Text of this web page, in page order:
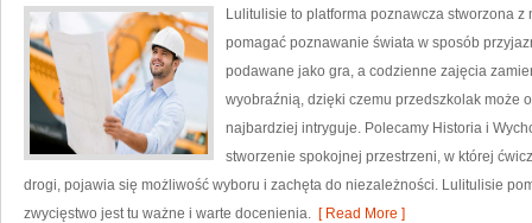
Lulitulisie to platforma poznawcza stworzona
pomagać poznawanie świata w sposób
podawane jako gra, a codzienne zajęcia
wyobraźnią, dzięki czemu przedszkolak może
najbardziej intryguje. Polecamy Historia i
stworzenie spokojnej przestrzeni, w której
drogi, pojawia się możliwość wyboru i zachęta do niezależności. Lulitulisie
zwycięstwo jest tu ważne i warte docenienia. [ Read More ]